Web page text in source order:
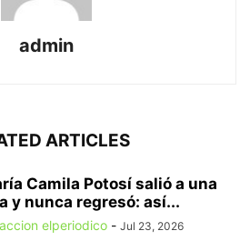
admin
ARTICLES
Camila Potosí salió a una
y nunca regresó: así...
elperiodico - Jul 23, 2026